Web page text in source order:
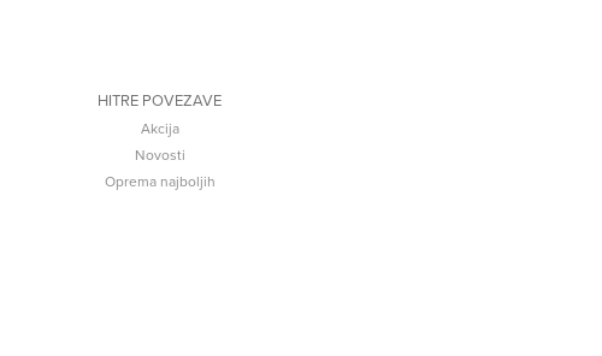
HITRE POVEZAVE
Akcija
Novosti
Oprema najboljih